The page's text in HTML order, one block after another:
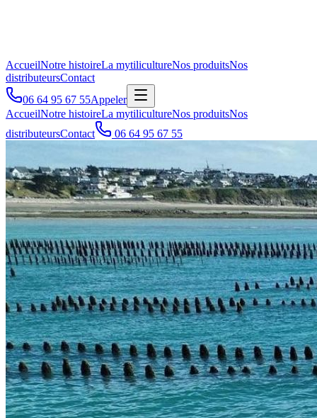
AccueilNotre histoireLa mytilicultureNos produitsNos
distributeursContact
06 64 95 67 55Appeler
AccueilNotre histoireLa mytilicultureNos produitsNos
distributeursContact 06 64 95 67 55